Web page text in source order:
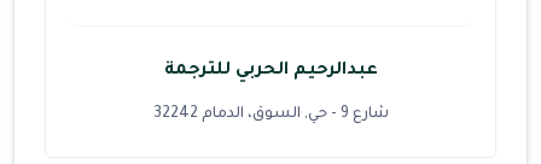
عبدالرحيم الحربي للترجمة
شارع 9 - حي, السوق، الدمام 32242